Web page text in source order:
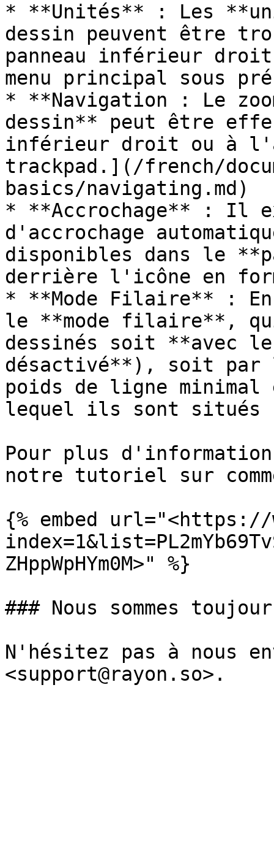
* **Unités** : Les
dessin peuvent être
panneau inférieur
menu principal sous
* **Navigation : Le
dessin** peut être
inférieur droit ou à
trackpad.](/french/
basics/navigating.md)
* **Accrochage** : Il
d'accrochage
disponibles dans le
derrière l'icône en
* **Mode Filaire** :
le **mode filaire**,
dessinés soit **avec
désactivé**), soit par
poids de ligne
lequel ils sont
Pour plus
notre tutoriel sur
{% embed url="<https://
ZHppWpHYm0M>" %}
### Nous sommes
N'hésitez pas à nous